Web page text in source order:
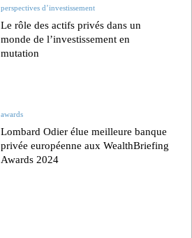
perspectives d’investissement
Le rôle des actifs privés dans un
monde de l’investissement en
mutation
awards
Lombard Odier élue meilleure banque
privée européenne aux WealthBriefing
Awards 2024